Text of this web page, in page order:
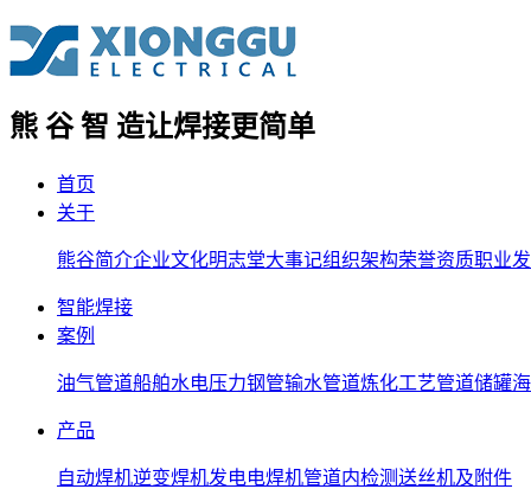
熊 谷 智 造让焊接更简单
首页
关于
熊谷简介企业文化明志堂大事记组织架构荣誉资质职业
智能焊接
案例
油气管道船舶水电压力钢管输水管道炼化工艺管道储罐
产品
自动焊机逆变焊机发电电焊机管道内检测送丝机及附件